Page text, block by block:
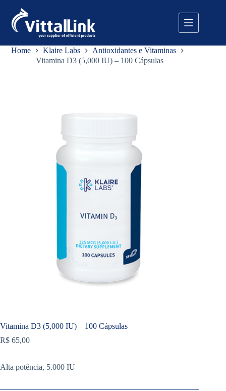
conteúdo
Home Klaire Labs
Antioxidantes e Vitaminas
Vitamina D3 (5,000 IU) – 100 Cápsulas
Vitamina D3 (5,000 IU) – 100 Cápsulas
R$ 65,00
Alta potência, 5.000 IU